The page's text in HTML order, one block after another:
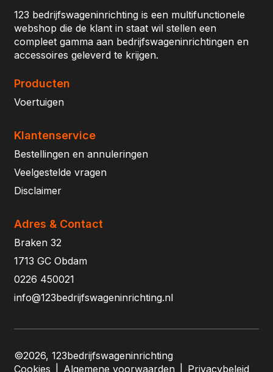
123 bedrijfswageninrichting is een multifunctionele
webshop die de klant in staat wil stellen een
compleet gamma aan bedrijfswageninrichtingen en
accessoires geleverd te krijgen.
Producten
Voertuigen
Klantenservice
Bestellingen en annuleringen
Veelgestelde vragen
Disclaimer
Adres & Contact
Braken 32
1713 GC Obdam
0226 450021
info@123bedrijfswageninrichting.nl
©2026, 123bedrijfswageninrichting
Cookies
Algemene voorwaarden Privacybeleid